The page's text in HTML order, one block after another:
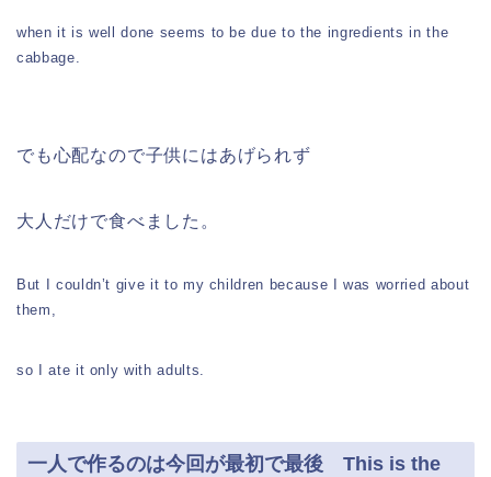
when it is well done seems to be due to the ingredients in the
cabbage.
でも心配なので子供にはあげられず
大人だけで食べました。
But I couldn’t give it to my children because I was worried about
them,
so I ate it only with adults.
一人で作るのは今回が最初で最後 This is the